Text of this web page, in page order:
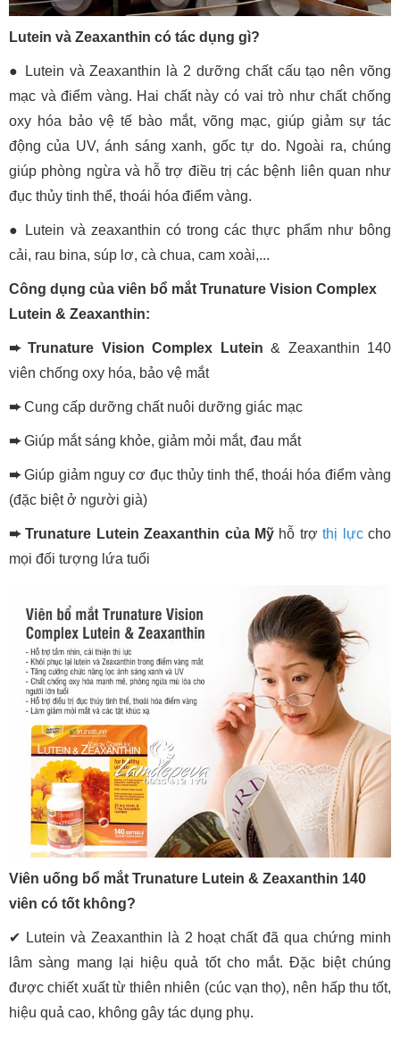
Lutein và Zeaxanthin có tác dụng gì?
● Lutein và Zeaxanthin là 2 dưỡng chất cấu tạo nên võng
mạc và điểm vàng. Hai chất này có vai trò như chất chống
oxy hóa bảo vệ tế bào mắt, võng mạc, giúp giảm sự tác
động của UV, ánh sáng xanh, gốc tự do. Ngoài ra, chúng
giúp phòng ngừa và hỗ trợ điều trị các bệnh liên quan như
đục thủy tinh thể, thoái hóa điểm vàng.
● Lutein và zeaxanthin có trong các thực phẩm như bông
cải, rau bina, súp lơ, cà chua, cam xoài,...
Công dụng của viên bổ mắt Trunature Vision Complex
Lutein & Zeaxanthin:
➨ Trunature Vision Complex Lutein& Zeaxanthin 140
viên chống oxy hóa, bảo vệ mắt
➨Cung cấp dưỡng chất nuôi dưỡng giác mạc
➨Giúp mắt sáng khỏe, giảm mỏi mắt, đau mắt
➨Giúp giảm nguy cơ đục thủy tinh thể, thoái hóa điểm vàng
(đặc biệt ở người già)
➨ Trunature Lutein Zeaxanthin của Mỹ hỗ trợthị lựccho
mọi đối tượng lứa tuổi
Viên uống bổ mắt Trunature Lutein & Zeaxanthin 140
viên có tốt không?
✔ Lutein và Zeaxanthin là 2 hoạt chất đã qua chứng minh
lâm sàng mang lại hiệu quả tốt cho mắt. Đặc biệt chúng
được chiết xuất từ thiên nhiên (cúc vạn thọ), nên hấp thu tốt,
hiệu quả cao, không gây tác dụng phụ.